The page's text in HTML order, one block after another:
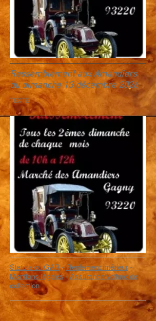
Rassemblement aux Amandiers
du dimanche 13 décembre 2026
TEXTE
Statuts du GAR-Règlement intérieur-
Mentions légales- Assurance voiture de
collection